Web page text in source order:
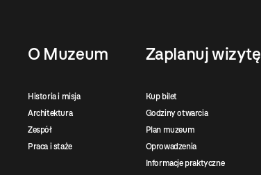
O Muzeum
Historia i misja
Architektura
Zespół
Praca i staże
Zaplanuj wizytę
Kup bilet
Godziny otwarcia
Plan muzeum
Oprowadzenia
Informacje praktyczne